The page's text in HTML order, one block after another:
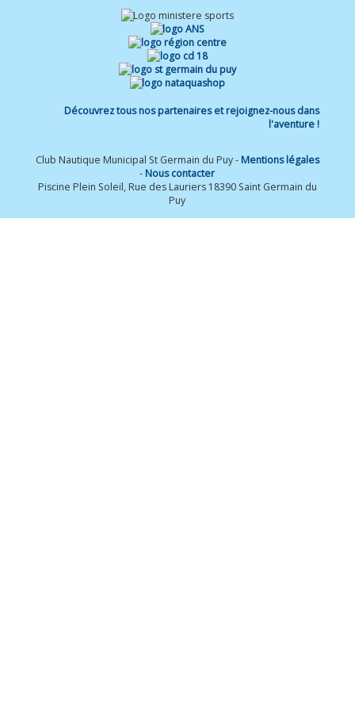
Découvrez tous nos partenaires et rejoignez-nous dans
l'aventure !
Club Nautique Municipal St Germain du Puy - Mentions légales
- Nous contacter
Piscine Plein Soleil, Rue des Lauriers 18390 Saint Germain du
Puy